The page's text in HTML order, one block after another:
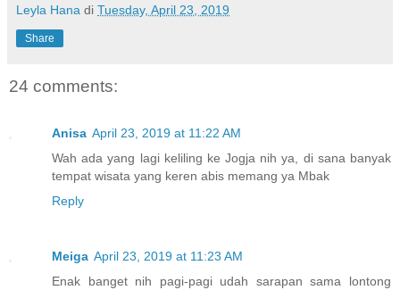
Leyla Hana di Tuesday, April 23, 2019
Share
24 comments:
Anisa April 23, 2019 at 11:22 AM
Wah ada yang lagi keliling ke Jogja nih ya, di sana banyak
tempat wisata yang keren abis memang ya Mbak
Reply
Meiga April 23, 2019 at 11:23 AM
Enak banget nih pagi-pagi udah sarapan sama lontong